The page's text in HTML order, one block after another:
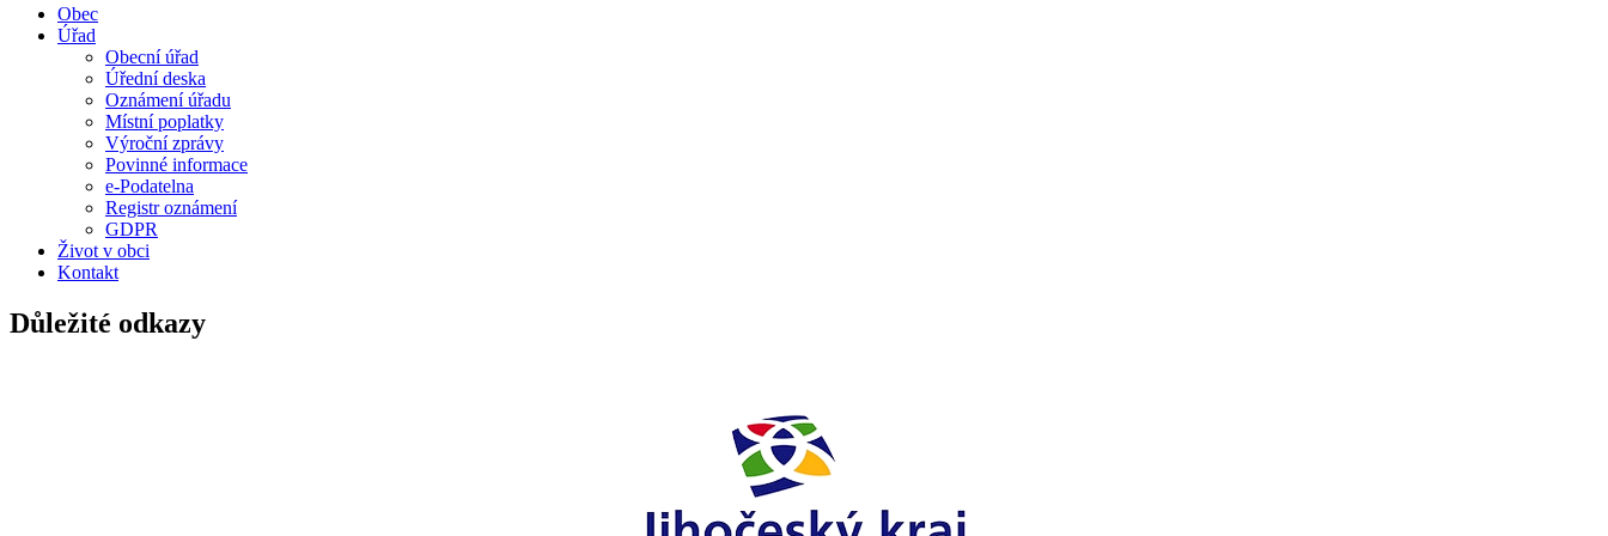
Obec
Úřad
Obecní úřad
Úřední deska
Oznámení úřadu
Místní poplatky
Výroční zprávy
Povinné informace
e-Podatelna
Registr oznámení
GDPR
Život v obci
Kontakt
Důležité odkazy